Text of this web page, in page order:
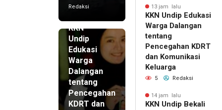
Redaksi
KKN
Undip
Edukasi
Warga
Dalangan
tentang
Pencegahan
KDRT dan
13 jam lalu
KKN Undip Edukasi
Warga Dalangan
tentang
Pencegahan KDRT
dan Komunikasi
Keluarga
5 Redaksi
14 jam lalu
KKN Undip Bekali